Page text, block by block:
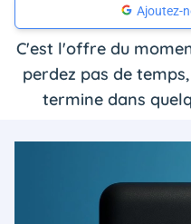
Ajoutez-
C'est l'offre du
perdez pas de
termine dans